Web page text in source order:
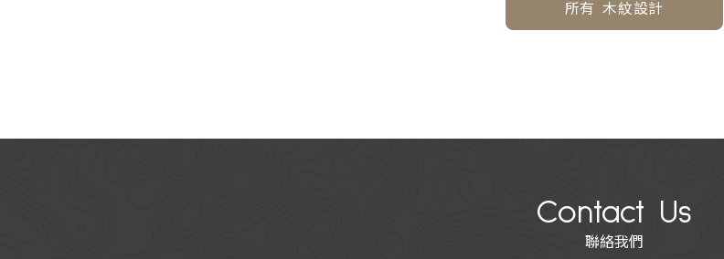
所有 木紋設計
Contact Us
聯絡我們